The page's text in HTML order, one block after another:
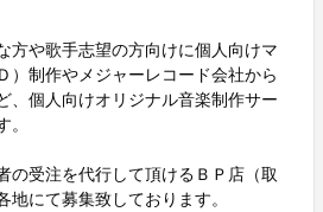
方や歌手志望の方向けに個人向けマ
）制作やメジャーレコード会社から
、個人向けオリジナル音楽制作サー
の受注を代行して頂けるＢＰ店（取
にて募集致しております。